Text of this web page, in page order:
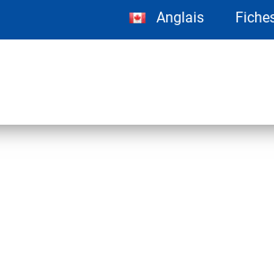
Anglais